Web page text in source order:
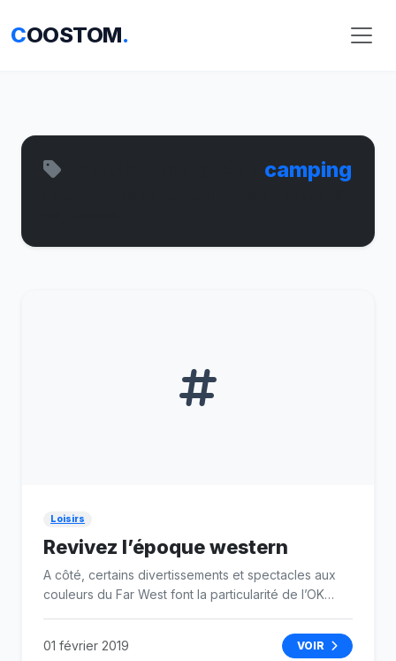
COOSTOM.
camping
Loisirs
Revivez l’époque western
A côté, certains divertissements et spectacles aux
couleurs du Far West font la particularité de l’OK
attraction Marseille plonge ses visiteurs dans une
ambiance de Far West sans quitter la France, ni
01 février 2019 VOIR